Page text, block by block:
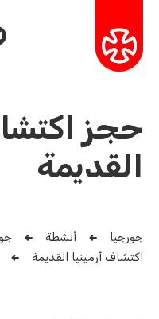
حجز
القديمة
جورجيا أنشطة
اكتشاف أرمينيا القديمة